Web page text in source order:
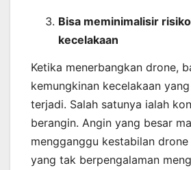
Bisa meminimalisir
kecelakaan
Ketika menerbangkan drone,
kemungkinan kecelakaan
terjadi. Salah satunya ialah
berangin. Angin yang besar
mengganggu kestabilan
yang tak berpengalaman